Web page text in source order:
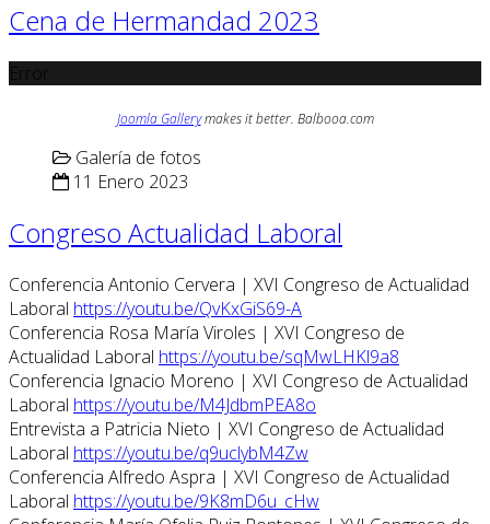
Cena de Hermandad 2023
Joomla Gallerymakes it better. Balbooa.com
Galería de fotos
11 Enero 2023
Congreso Actualidad Laboral
Conferencia Antonio Cervera | XVI Congreso de Actualidad
Laboral https://youtu.be/QvKxGiS69-A
Conferencia Rosa María Viroles | XVI Congreso de
Actualidad Laboral https://youtu.be/sqMwLHKl9a8
Conferencia Ignacio Moreno | XVI Congreso de Actualidad
Laboral https://youtu.be/M4JdbmPEA8o
Entrevista a Patricia Nieto | XVI Congreso de Actualidad
Laboral https://youtu.be/q9uclybM4Zw
Conferencia Alfredo Aspra | XVI Congreso de Actualidad
Laboral https://youtu.be/9K8mD6u_cHw